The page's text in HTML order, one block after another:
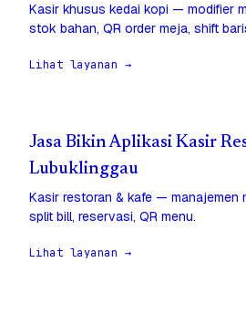
Kasir khusus kedai kopi — modifier
stok bahan, QR order meja, shift
Lihat layanan →
Jasa Bikin Aplikasi Kasir
Lubuklinggau
Kasir restoran & kafe — manajemen
split bill, reservasi, QR menu.
Lihat layanan →